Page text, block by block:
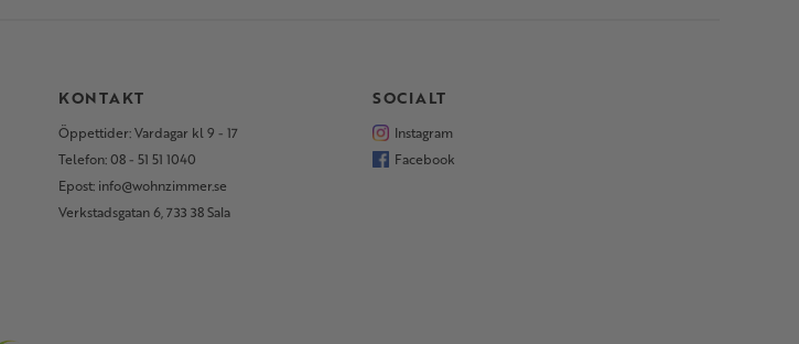
KONTAKT
Öppettider: Vardagar kl 9 - 17
Telefon: 08 - 51 51 1040
Epost: info@wohnzimmer.se
Verkstadsgatan 6, 733 38 Sala
SOCIALT
Instagram
Facebook